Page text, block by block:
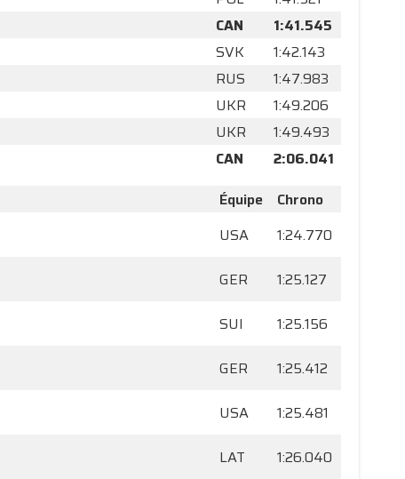
CAN
1:41.545
SVK
1:42.143
RUS
1:47.983
UKR
1:49.206
UKR
1:49.493
CAN
2:06.041
Équipe
Chrono
USA
1:24.770
GER
1:25.127
SUI
1:25.156
GER
1:25.412
USA
1:25.481
LAT
1:26.040